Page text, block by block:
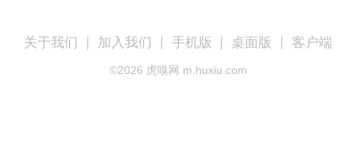
关于我们 加入我们 手机版 桌面版 客户端
©2026 虎嗅网 m.huxiu.com